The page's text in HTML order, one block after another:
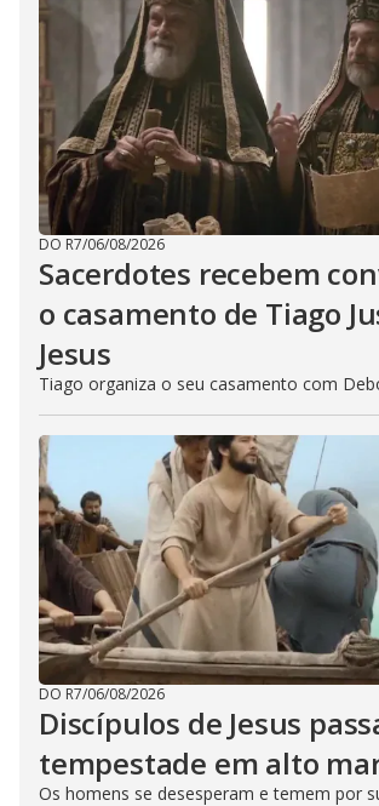
DO R7/06/08/2026
Sacerdotes recebem
o casamento de Tiago
Jesus
Tiago organiza o seu casamento com
DO R7/06/08/2026
Discípulos de Jesus
tempestade em alto
Os homens se desesperam e temem por